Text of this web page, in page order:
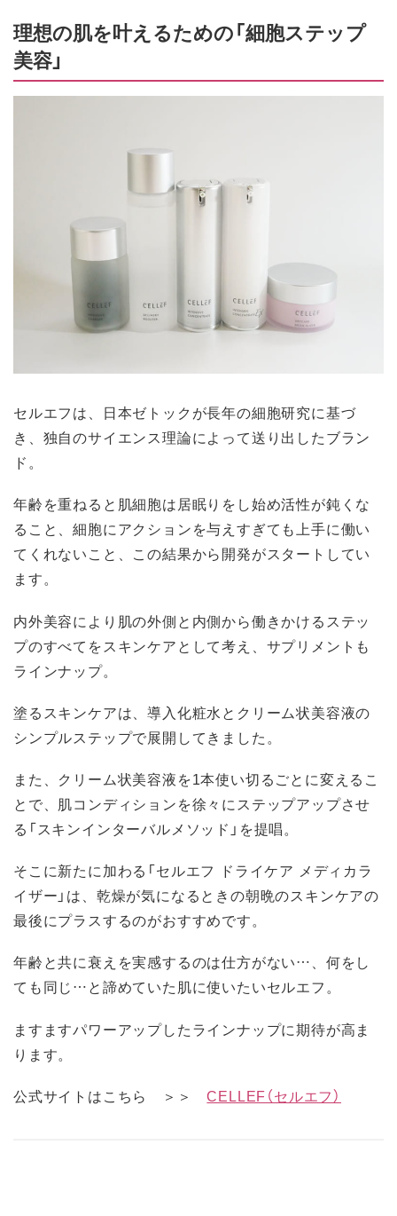
理想の肌を叶えるための「細胞ステップ
美容」
セルエフは、日本ゼトックが長年の細胞研究に基づ
き、独自のサイエンス理論によって送り出したブラン
ド。
年齢を重ねると肌細胞は居眠りをし始め活性が鈍くな
ること、細胞にアクションを与えすぎても上手に働い
てくれないこと、この結果から開発がスタートしてい
ます。
内外美容により肌の外側と内側から働きかけるステッ
プのすべてをスキンケアとして考え、サプリメントも
ラインナップ。
塗るスキンケアは、導入化粧水とクリーム状美容液の
シンプルステップで展開してきました。
また、クリーム状美容液を1本使い切るごとに変えるこ
とで、肌コンディションを徐々にステップアップさせ
る「スキンインターバルメソッド」を提唱。
そこに新たに加わる「セルエフ ドライケア メディカラ
イザー」は、乾燥が気になるときの朝晩のスキンケアの
最後にプラスするのがおすすめです。
年齢と共に衰えを実感するのは仕方がない…、何をし
ても同じ…と諦めていた肌に使いたいセルエフ。
ますますパワーアップしたラインナップに期待が高ま
ります。
公式サイトはこちら ＞＞CELLEF（セルエフ）